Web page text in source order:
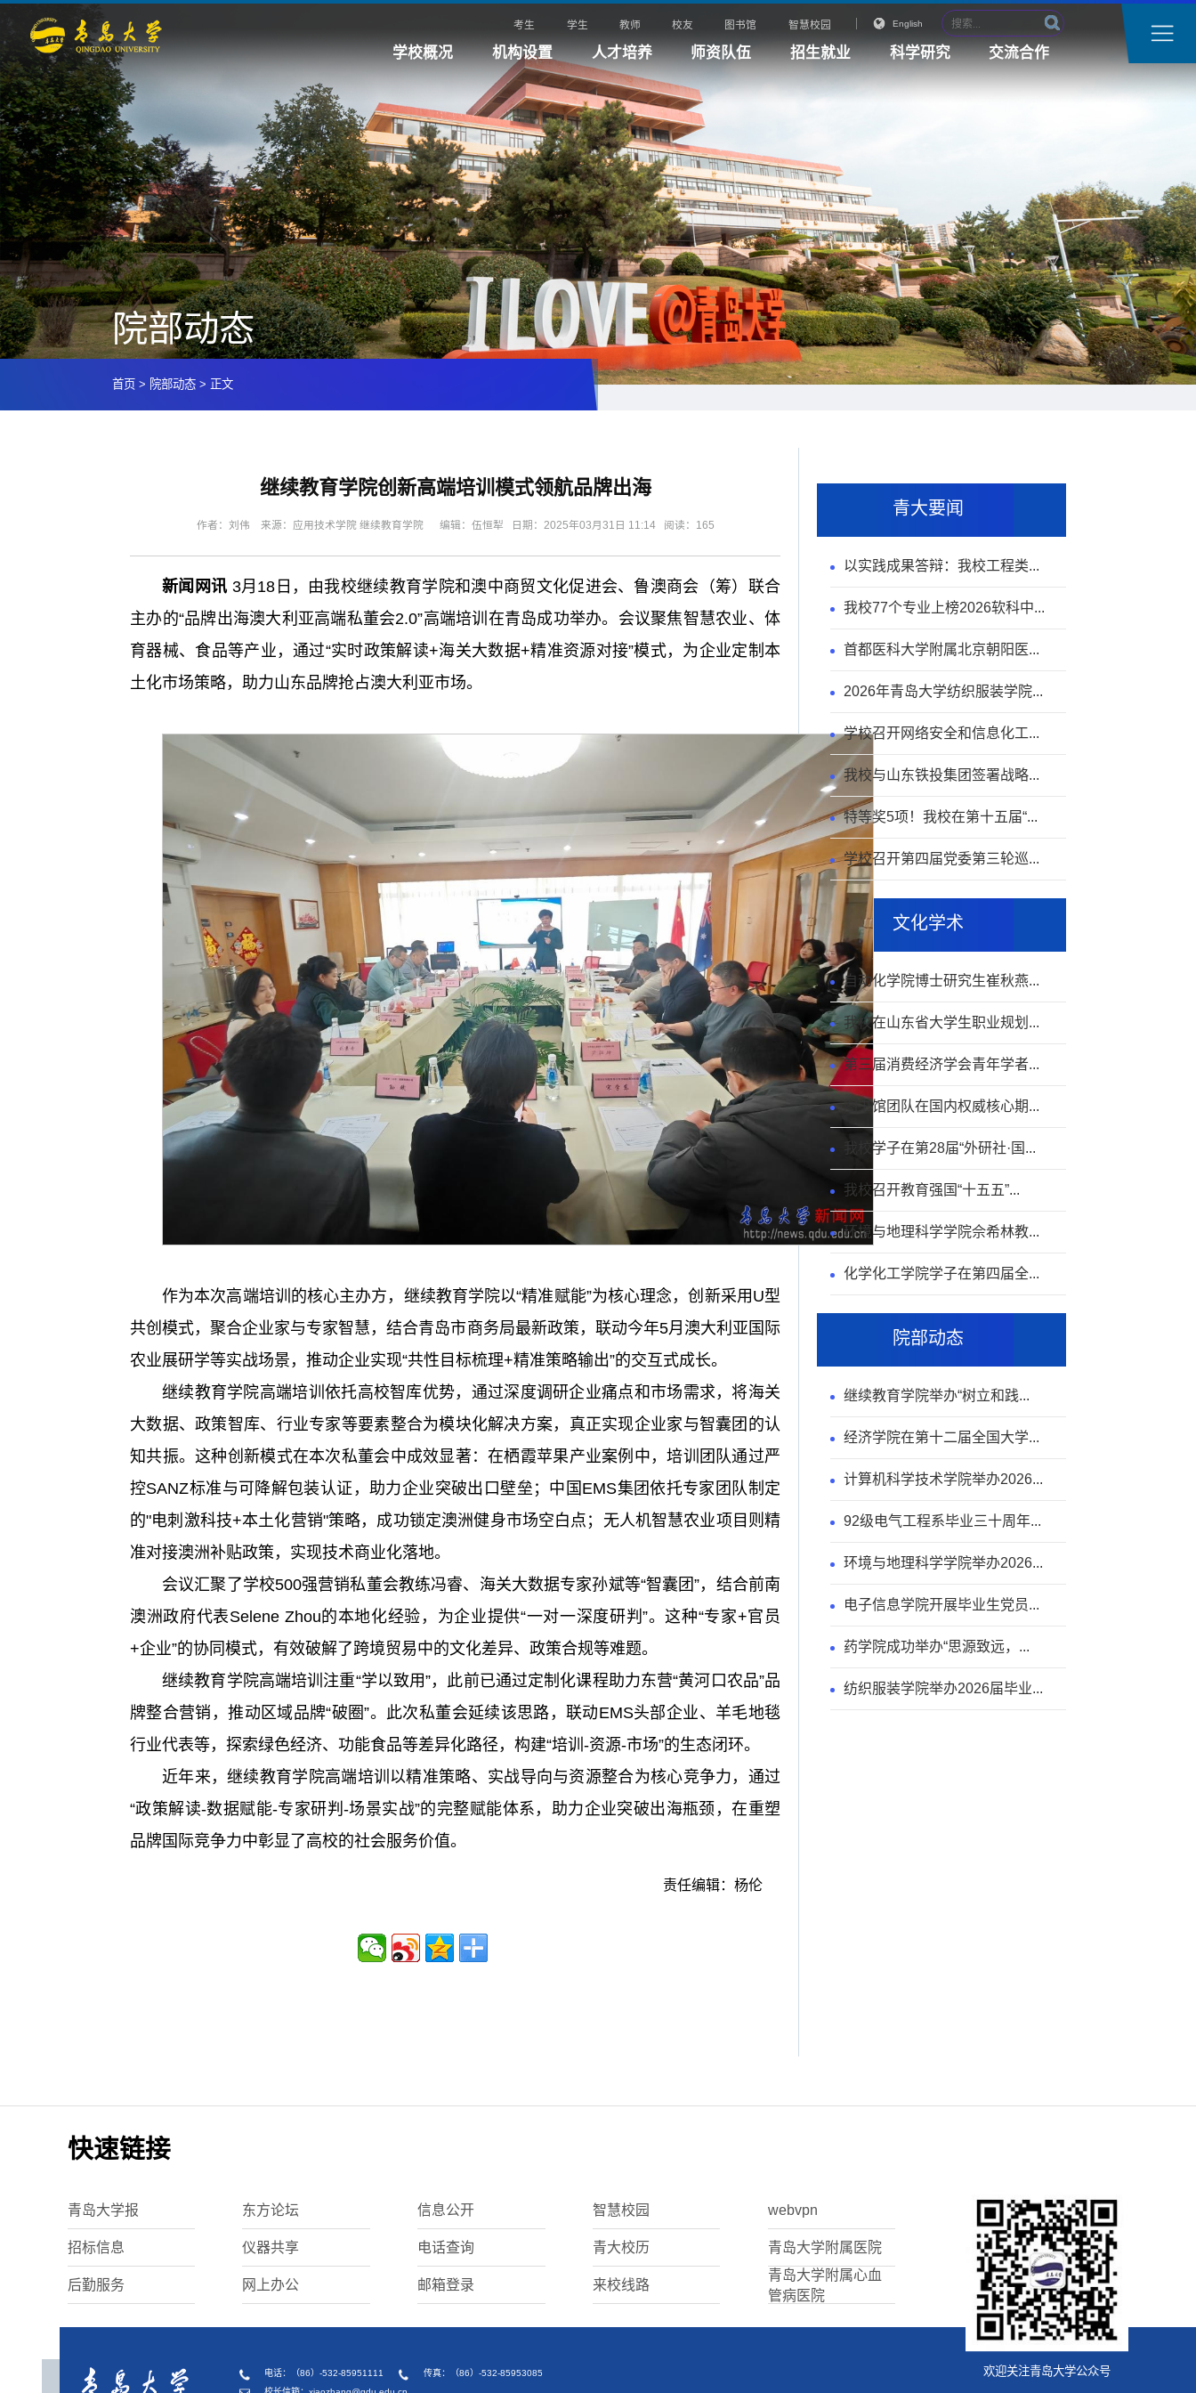
考生 学生 教师 校友 图书馆 智慧校园 English
学校概况 机构设置 人才培养 师资队伍 招生就业 科学研究 交流合作
院部动态
首页 > 院部动态 > 正文
青大要闻
以实践成果答辩：我校工程类...
我校77个专业上榜2026软科中...
首都医科大学附属北京朝阳医...
2026年青岛大学纺织服装学院...
学校召开网络安全和信息化工...
我校与山东铁投集团签署战略...
特等奖5项！我校在第十五届“...
学校召开第四届党委第三轮巡...
文化学术
自动化学院博士研究生崔秋燕...
我校在山东省大学生职业规划...
第三届消费经济学会青年学者...
图书馆团队在国内权威核心期...
我校学子在第28届“外研社·国...
我校召开教育强国“十五五”...
环境与地理科学学院佘希林教...
化学化工学院学子在第四届全...
院部动态
继续教育学院举办“树立和践...
经济学院在第十二届全国大学...
计算机科学技术学院举办2026...
92级电气工程系毕业三十周年...
环境与地理科学学院举办2026...
电子信息学院开展毕业生党员...
药学院成功举办“思源致远，...
纺织服装学院举办2026届毕业...
继续教育学院创新高端培训模式领航品牌出海
作者：刘伟 来源：应用技术学院 继续教育学院 编辑：伍恒犁 日期：2025年03月31日 11:14 阅读： 165
新闻网讯 3月18日，由我校继续教育学院和澳中商贸文化促进会、鲁澳商会（筹）联合
主办的“品牌出海澳大利亚高端私董会2.0”高端培训在青岛成功举办。会议聚焦智慧农业、体
育器械、食品等产业，通过“实时政策解读+海关大数据+精准资源对接”模式，为企业定制本
土化市场策略，助力山东品牌抢占澳大利亚市场。
作为本次高端培训的核心主办方，继续教育学院以“精准赋能”为核心理念，创新采用U型
共创模式，聚合企业家与专家智慧，结合青岛市商务局最新政策，联动今年5月澳大利亚国际
农业展研学等实战场景，推动企业实现“共性目标梳理+精准策略输出”的交互式成长。
继续教育学院高端培训依托高校智库优势，通过深度调研企业痛点和市场需求，将海关
大数据、政策智库、行业专家等要素整合为模块化解决方案，真正实现企业家与智囊团的认
知共振。这种创新模式在本次私董会中成效显著：在栖霞苹果产业案例中，培训团队通过严
控SANZ标准与可降解包装认证，助力企业突破出口壁垒；中国EMS集团依托专家团队制定
的"电刺激科技+本土化营销"策略，成功锁定澳洲健身市场空白点；无人机智慧农业项目则精
准对接澳洲补贴政策，实现技术商业化落地。
会议汇聚了学校500强营销私董会教练冯睿、海关大数据专家孙斌等“智囊团”，结合前南
澳洲政府代表Selene Zhou的本地化经验，为企业提供“一对一深度研判”。这种“专家+官员
+企业”的协同模式，有效破解了跨境贸易中的文化差异、政策合规等难题。
继续教育学院高端培训注重“学以致用”，此前已通过定制化课程助力东营“黄河口农品”品
牌整合营销，推动区域品牌“破圈”。此次私董会延续该思路，联动EMS头部企业、羊毛地毯
行业代表等，探索绿色经济、功能食品等差异化路径，构建“培训-资源-市场”的生态闭环。
近年来，继续教育学院高端培训以精准策略、实战导向与资源整合为核心竞争力，通过
“政策解读-数据赋能-专家研判-场景实战”的完整赋能体系，助力企业突破出海瓶颈，在重塑
品牌国际竞争力中彰显了高校的社会服务价值。
责任编辑：杨伦
快速链接
青岛大学报 东方论坛 信息公开 智慧校园 webvpn
招标信息 仪器共享 电话查询 青大校历 青岛大学附属医院
后勤服务 网上办公 邮箱登录 来校线路
青岛大学附属心血
管病医院
欢迎关注青岛大学公众号
电话：（86）-532-85951111
传真：（86）-532-85953085